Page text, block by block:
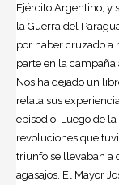
Ejército Argentino, y
la Guerra del
por haber cruzado a
parte en la campaña
Nos ha dejado un
relata sus
episodio. Luego de
revoluciones que
triunfo se llevaban a
agasajos. El Mayor